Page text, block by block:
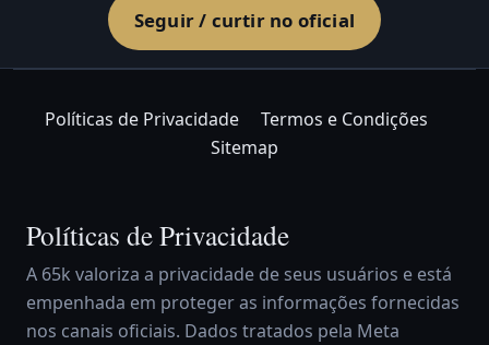
Seguir / curtir no oficial
Políticas de Privacidade
Termos e Condições
Sitemap
Políticas de Privacidade
A 65k valoriza a privacidade de seus usuários e está
empenhada em proteger as informações fornecidas
nos canais oficiais. Dados tratados pela Meta